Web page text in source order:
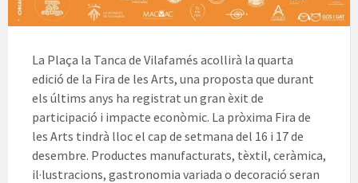
La Plaça la Tanca de Vilafamés acollirà la quarta
edició de la Fira de les Arts, una proposta que durant
els últims anys ha registrat un gran èxit de
participació i impacte econòmic. La pròxima Fira de
les Arts tindrà lloc el cap de setmana del 16 i 17 de
desembre. Productes manufacturats, tèxtil, ceràmica,
il·lustracions, gastronomia variada o decoració seran